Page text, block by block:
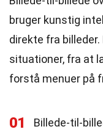
bruger kunstig
direkte fra
situationer, fra at
forstå menuer på
01
Billede-til-